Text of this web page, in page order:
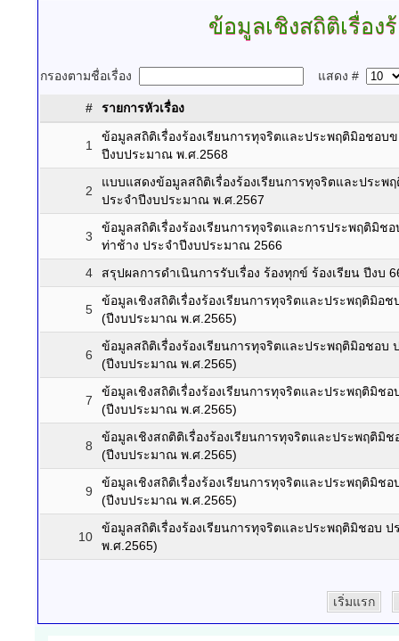
ข้อมูลเชิงสถิติเรื่อ
กรองตามชื่อเรื่อง แสดง #
# รายการหัวเรื่อง
1
ข้อมูลสถิติเรื่องร้องเรียนการทุจริตและประพฤติมิอชอบ
ปีงบประมาณ พ.ศ.2568
2
แบบแสดงข้อมูลสถิติเรื่องร้องเรียนการทุจริตและประพ
ประจำปีงบประมาณ พ.ศ.2567
3
ข้อมูลสถิติเรื่องร้องเรียนการทุจริตและการประพฤติมิช
ท่าช้าง ประจำปีงบประมาณ 2566
4
สรุปผลการดำเนินการรับเรื่อง ร้องทุกข์ ร้องเรียน ปีงบ
5
ข้อมูลเชิงสถิติเรื่องร้องเรียนการทุจริตและประพฤติมิอ
(ปีงบประมาณ พ.ศ.2565)
6
ข้อมูลสถิติเรื่องร้องเรียนการทุจริตและประพฤติมิอชอบ
(ปีงบประมาณ พ.ศ.2565)
7
ข้อมูลเชิงสถิติเรื่องร้องเรียนการทุจริตและประพฤติมิช
(ปีงบประมาณ พ.ศ.2565)
8
ข้อมูลเชิงสถติติเรื่องร้องเรียนการทุจริตและประพฤติมิ
(ปีงบประมาณ พ.ศ.2565)
9
ข้อมูลเชิงสถิติเรื่องร้องเรียนการทุจริตและประพฤติมิช
(ปีงบประมาณ พ.ศ.2565)
10
ข้อมูลสถิติเรื่องร้องเรียนการทุจริตและประพฤติมิชอบ
พ.ศ.2565)
เริ่มแรก